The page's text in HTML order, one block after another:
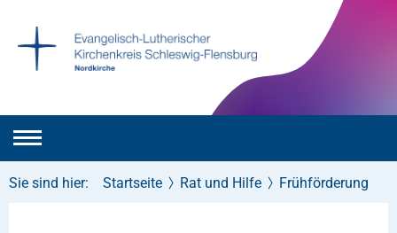
Sie sind hier: Startseite Rat und Hilfe Frühförderung